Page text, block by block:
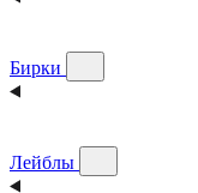
Бирки
Лейблы